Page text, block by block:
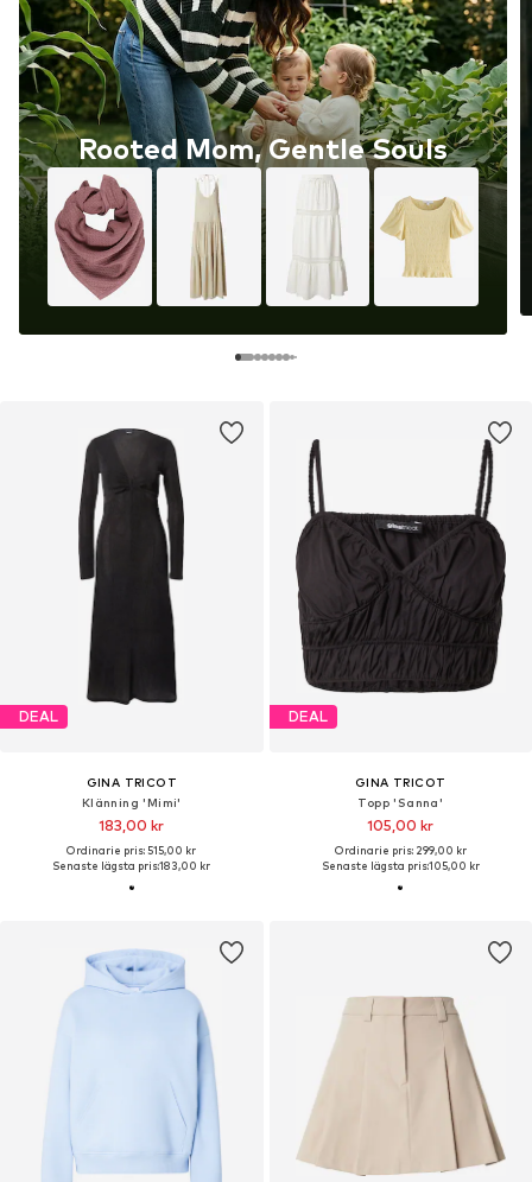
Rooted Mom, Gentle Souls
DEAL
GINA TRICOT
Klänning 'Mimi'
183,00 kr
Ordinarie pris: 515,00 kr
Senaste lägsta pris:183,00 kr
DEAL
GINA TRICOT
Topp 'Sanna'
105,00 kr
Ordinarie pris: 299,00 kr
Senaste lägsta pris:105,00 kr